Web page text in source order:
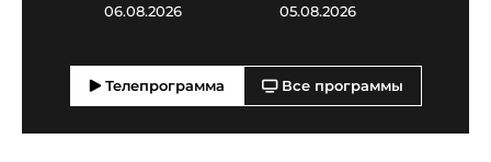
06.08.2026
05.08.2026
Телепрограмма Все программы